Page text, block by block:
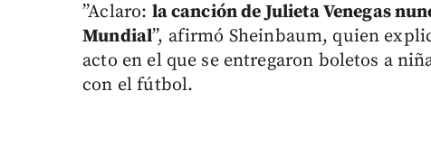
”Aclaro: la canción de Julieta Venegas
Mundial”, afirmó Sheinbaum, quien
acto en el que se entregaron boletos a
con el fútbol.